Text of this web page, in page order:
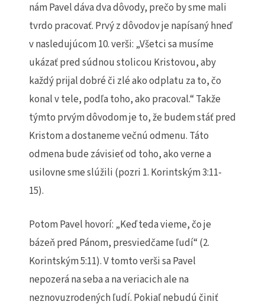
nám Pavel dáva dva dôvody, prečo by sme mali
tvrdo pracovať. Prvý z dôvodov je napísaný hneď
v nasledujúcom 10. verši: „Všetci sa musíme
ukázať pred súdnou stolicou Kristovou, aby
každý prijal dobré či zlé ako odplatu za to, čo
konal v tele, podľa toho, ako pracoval.“ Takže
týmto prvým dôvodom je to, že budem stáť pred
Kristom a dostaneme večnú odmenu. Táto
odmena bude závisieť od toho, ako verne a
usilovne sme slúžili (pozri 1. Korintským 3:11-
15).
Potom Pavel hovorí: „Keď teda vieme, čo je
bázeň pred Pánom, presviedčame ľudí“ (2.
Korintským 5:11). V tomto verši sa Pavel
nepozerá na seba a na veriacich ale na
neznovuzrodených ľudí. Pokiaľ nebudú činiť